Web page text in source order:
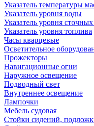
Указатель температуры
Указатель уровня воды
Указатель уровня
Указатель уровня топлива
Часы кварцевые
Осветительное
Прожекторы
Навигационные огни
Наружное освещение
Подводный свет
Внутреннее освещение
Лампочки
Мебель судовая
Стойки сидений,